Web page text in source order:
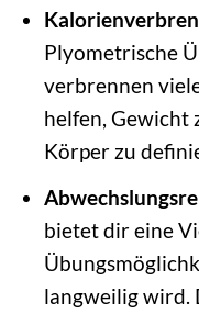
Plyometrische
verbrennen
helfen, Gewicht
Körper zu
bietet dir eine
langweilig wird.